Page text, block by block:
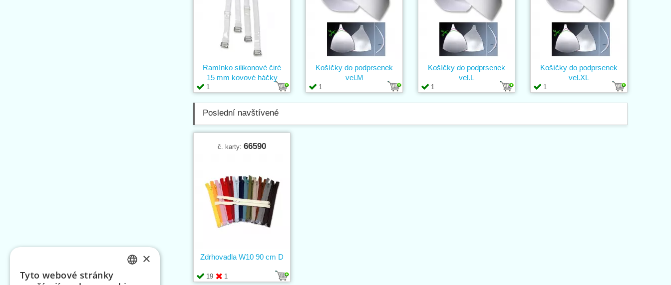
1
Ramínko silikonové čiré
15 mm kovové háčky
1
Košíčky do podprsenek
vel.M
1
Košíčky do podprsenek
vel.L
1
Košíčky do podprsenek
vel.XL
Poslední navštívené
č. karty: 66590
19 1
Zdrhovadla W10 90 cm D
×
Tyto webové stránky